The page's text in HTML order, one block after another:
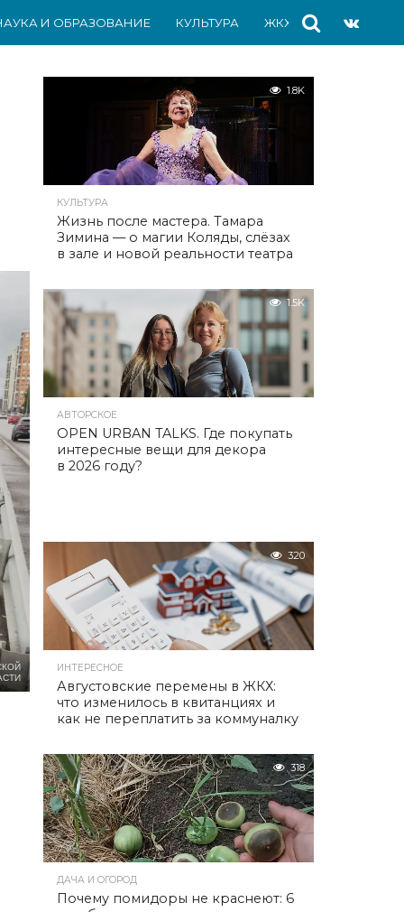
И ОБРАЗОВАНИЕ КУЛЬТУРА ЖКХ СПОРТ
1.8K
КУЛЬТУРА
Жизнь после мастера. Тамара
Зимина — о магии Коляды, слёзах
в зале и новой реальности театра
1.5K
АВТОРСКОЕ
OPEN URBAN TALKS. Где покупать
интересные вещи для декора
в 2026 году?
320
ИНТЕРЕСНОЕ
Августовские перемены в ЖКХ:
что изменилось в квитанциях и
как не переплатить за коммуналку
318
ДАЧА И ОГОРОД
Почему помидоры не краснеют: 6